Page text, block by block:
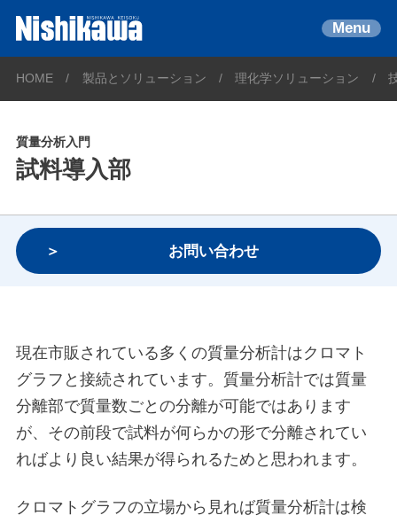
Menu
HOME 製品とソリューション 理化学ソリューション
質量分析入門
試料導入部
お問い合わせ
現在市販されている多くの質量分析計はクロマト
グラフと接続されています。質量分析計では質量
分離部で質量数ごとの分離が可能ではあります
が、その前段で試料が何らかの形で分離されてい
ればより良い結果が得られるためと思われます。
クロマトグラフの立場から見れば質量分析計は検